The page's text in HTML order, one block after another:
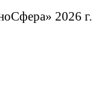
2026 г.